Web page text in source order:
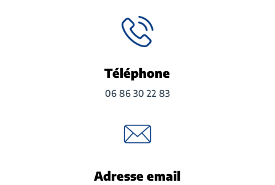
Téléphone
06 86 30 22 83
Adresse email